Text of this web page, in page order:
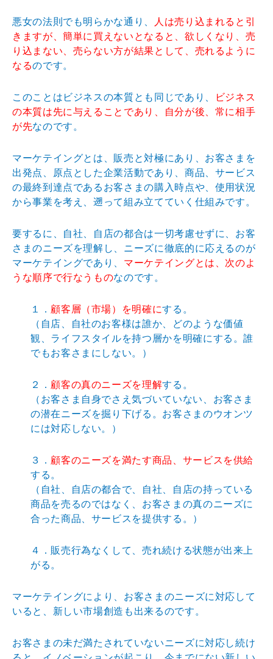
悪女の法則でも明らかな通り、
人は売り込まれると引
きますが、簡単に買えないとなると、欲しくなり、売
り込まない、売らない方が結果として、売れるように
なるのです。
このことはビジネスの本質とも同じであり、
ビジネス
の本質は先に与えることであり、自分が後、常に相手
が先なのです。
マーケテイングとは、販売と対極にあり、お客さまを
出発点、原点とした企業活動であり、商品、サービス
の最終到達点であるお客さまの購入時点や、使用状況
から事業を考え、遡って組み立てていく仕組みです。
要するに、自社、自店の都合は一切考慮せずに、お客
さまのニーズを理解し、ニーズに徹底的に応えるのが
マーケテイングであり、 マーケテイングとは、次のよ
うな順序で行なうものなのです。
１． 顧客層（市場）を明確にする。
（自店、自社のお客様は誰か、どのような価値
観、ライフスタイルを持つ層かを明確にする。誰
でもお客さまにしない。）
２． 顧客の真のニーズを理解する。
（お客さま自身でさえ気づいていない、お客さま
の潜在ニーズを掘り下げる。お客さまのウオンツ
には対応しない。）
３． 顧客のニーズを満たす商品、サービスを供給
する。
（自社、自店の都合で、自社、自店の持っている
商品を売るのではなく、お客さまの真のニーズに
合った商品、サービスを提供する。）
４．販売行為なくして、売れ続ける状態が出来上
がる。
マーケテイングにより、お客さまのニーズに対応して
いると、新しい市場創造も出来るのです。
お客さまの未だ満たされていないニーズに対応し続け